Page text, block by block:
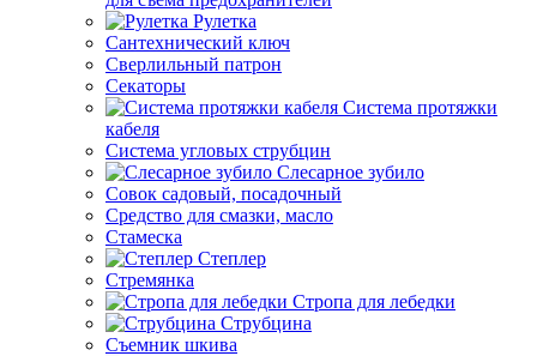
Рулетка
Сантехнический ключ
Сверлильный патрон
Секаторы
Система протяжки
кабеля
Система угловых струбцин
Слесарное зубило
Совок садовый, посадочный
Средство для смазки, масло
Стамеска
Степлер
Стремянка
Стропа для лебедки
Струбцина
Съемник шкива